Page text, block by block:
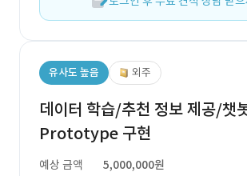
유사도 높음 외주
데이터 학습/추천 정보 제공/챗
Prototype 구현
예상 금액
5,000,000원